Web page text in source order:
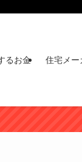
るお金 住宅メー